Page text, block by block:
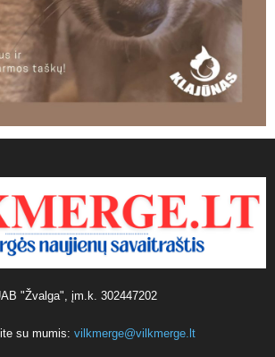
"Žvalga", įm.k. 302447202
su mumis: vilkmerge@vilkmerge.lt